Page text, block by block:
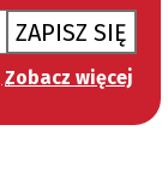
ZAPISZ SIĘ
Zobacz więcej